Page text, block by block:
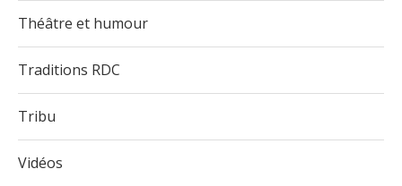
Théâtre et humour
Traditions RDC
Tribu
Vidéos